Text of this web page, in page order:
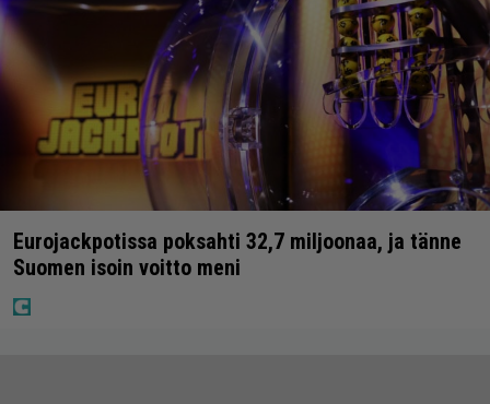
Eurojackpotissa poksahti 32,7 miljoonaa, ja tänne
Suomen isoin voitto meni